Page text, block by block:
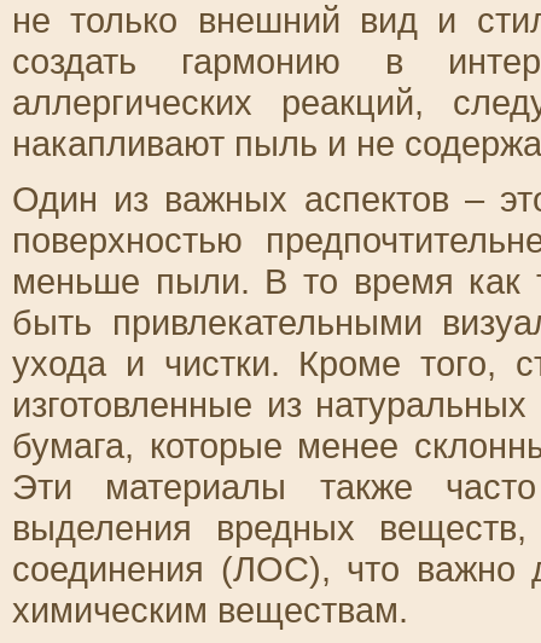
не только внешний вид и
создать гармонию в
аллергических реакций,
накапливают пыль и не
Один из важных аспектов –
поверхностью
меньше пыли. В то время как
быть привлекательными
ухода и чистки. Кроме того,
изготовленные из
бумага, которые менее
Эти материалы также
выделения вредных веществ,
соединения (ЛОС), что важно
химическим веществам.